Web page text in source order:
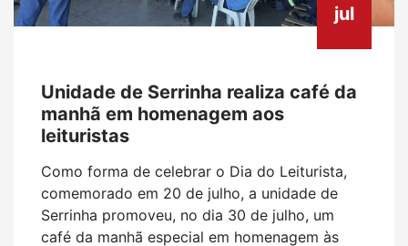
jul
Unidade de Serrinha realiza café da
manhã em homenagem aos
leituristas
Como forma de celebrar o Dia do Leiturista,
comemorado em 20 de julho, a unidade de
Serrinha promoveu, no dia 30 de julho, um
café da manhã especial em homenagem às